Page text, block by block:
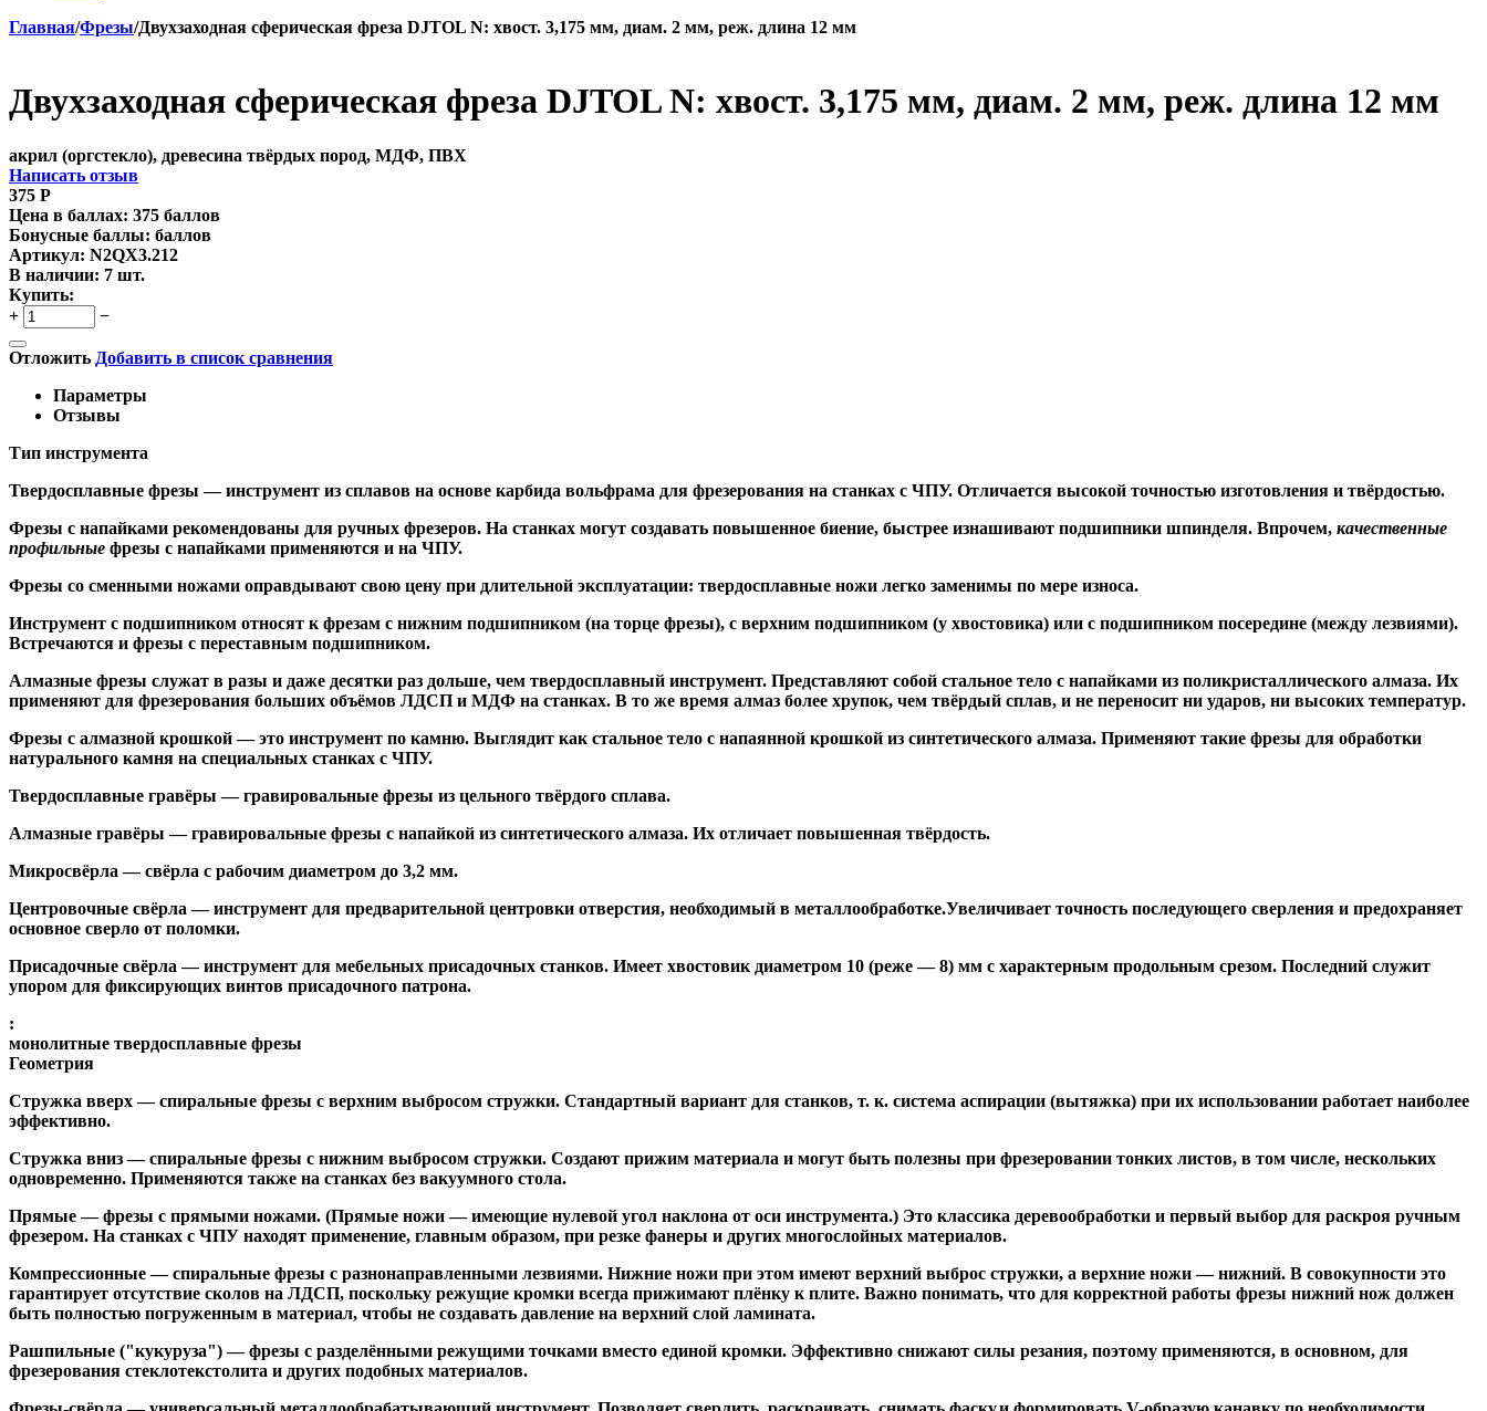
Главная/Фрезы/Двухзаходная сферическая фреза DJTOL N: хвост. 3,175 мм, диам. 2 мм, реж. длина 12 мм
Двухзаходная сферическая фреза DJTOL N: хвост. 3,175 мм, диам. 2 мм, реж. длина 12 мм
акрил (оргстекло), древесина твёрдых пород, МДФ, ПВХ
Написать отзыв
375 Р
Цена в баллах: 375 баллов
Бонусные баллы: баллов
Артикул: N2QX3.212
В наличии: 7 шт.
Купить:
+
−
Отложить Добавить в список сравнения
Параметры
Отзывы
Тип инструмента
Твердосплавные фрезы — инструмент из сплавов на основе карбида вольфрама для фрезерования на станках с ЧПУ. Отличается высокой точностью изготовления и твёрдостью.
Фрезы с напайками рекомендованы для ручных фрезеров. На станках могут создавать повышенное биение, быстрее изнашивают подшипники шпинделя. Впрочем, качественные
профильные фрезы с напайками применяются и на ЧПУ.
Фрезы со сменными ножами оправдывают свою цену при длительной эксплуатации: твердосплавные ножи легко заменимы по мере износа.
Инструмент с подшипником относят к фрезам с нижним подшипником (на торце фрезы), с верхним подшипником (у хвостовика) или с подшипником посередине (между лезвиями).
Встречаются и фрезы с переставным подшипником.
Алмазные фрезы служат в разы и даже десятки раз дольше, чем твердосплавный инструмент. Представляют собой стальное тело с напайками из поликристаллического алмаза. Их
применяют для фрезерования больших объёмов ЛДСП и МДФ на станках. В то же время алмаз более хрупок, чем твёрдый сплав, и не переносит ни ударов, ни высоких температур.
Фрезы с алмазной крошкой— это инструмент по камню. Выглядит как стальное тело с напаянной крошкой из синтетического алмаза. Применяют такие фрезы для обработки
натурального камня на специальных станках с ЧПУ.
Твердосплавные гравёры — гравировальные фрезы из цельного твёрдого сплава.
Алмазные гравёры — гравировальные фрезы с напайкой из синтетического алмаза. Их отличает повышенная твёрдость.
Микросвёрла — свёрла с рабочим диаметром до 3,2 мм.
Центровочные свёрла — инструмент для предварительной центровки отверстия, необходимый в металлообработке.Увеличивает точность последующего сверления и предохраняет
основное сверло от поломки.
Присадочные свёрла — инструмент для мебельных присадочных станков. Имеет хвостовик диаметром 10 (реже — 8) мм с характерным продольным срезом. Последний служит
упором для фиксирующих винтов присадочного патрона.
:
монолитные твердосплавные фрезы
Геометрия
Стружка вверх— спиральные фрезы с верхним выбросом стружки. Стандартный вариант для станков, т. к. система аспирации (вытяжка) при их использовании работает наиболее
эффективно.
Стружка вниз— спиральные фрезы с нижним выбросом стружки. Создают прижим материала и могут быть полезны при фрезеровании тонких листов, в том числе, нескольких
одновременно. Применяются также на станках без вакуумного стола.
Прямые— фрезы с прямыми ножами. (Прямые ножи — имеющие нулевой угол наклона от оси инструмента.) Это классика деревообработки и первый выбор для раскроя ручным
фрезером. На станках с ЧПУ находят применение, главным образом, при резке фанеры и других многослойных материалов.
Компрессионные— спиральные фрезы с разнонаправленными лезвиями. Нижние ножи при этом имеют верхний выброс стружки, а верхние ножи — нижний. В совокупности это
гарантирует отсутствие сколов на ЛДСП, поскольку режущие кромки всегда прижимают плёнку к плите. Важно понимать, что для корректной работы фрезы нижний нож должен
быть полностью погруженным в материал, чтобы не создавать давление на верхний слой ламината.
Рашпильные ("кукуруза")— фрезы с разделёнными режущими точками вместо единой кромки. Эффективно снижают силы резания, поэтому применяются, в основном, для
фрезерования стеклотекстолита и других подобных материалов.